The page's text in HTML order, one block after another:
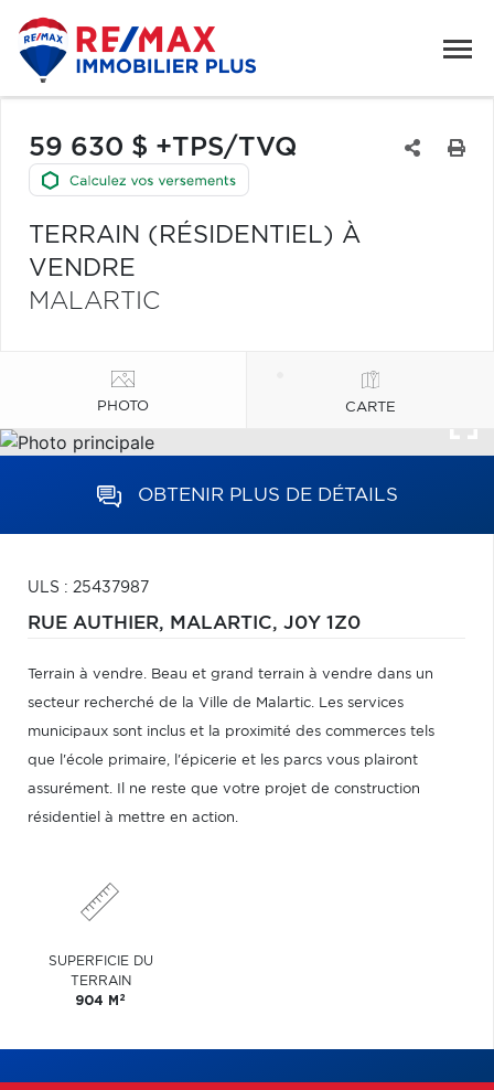
59 630 $ +TPS/TVQ
TERRAIN (RÉSIDENTIEL) À
VENDRE
MALARTIC
PHOTO CARTE
OBTENIR PLUS DE DÉTAILS
ULS : 25437987
RUE AUTHIER, MALARTIC, J0Y 1Z0
Terrain à vendre. Beau et grand terrain à vendre dans un
secteur recherché de la Ville de Malartic. Les services
municipaux sont inclus et la proximité des commerces tels
que l'école primaire, l'épicerie et les parcs vous plairont
assurément. Il ne reste que votre projet de construction
résidentiel à mettre en action.
SUPERFICIE DU
TERRAIN
904 M 2